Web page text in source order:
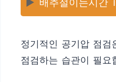
정기적인 공기압 점
점검하는 습관이 필